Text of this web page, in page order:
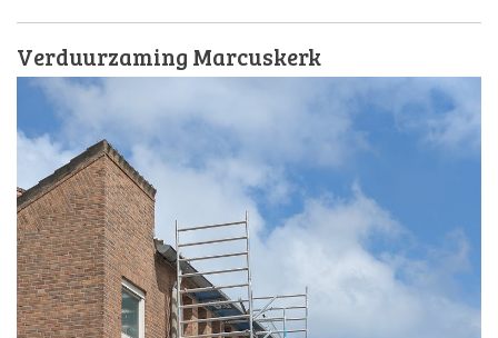
Verduurzaming Marcuskerk